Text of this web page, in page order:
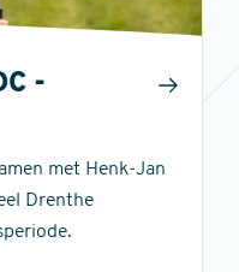
-
met Henk-Jan
Drenthe